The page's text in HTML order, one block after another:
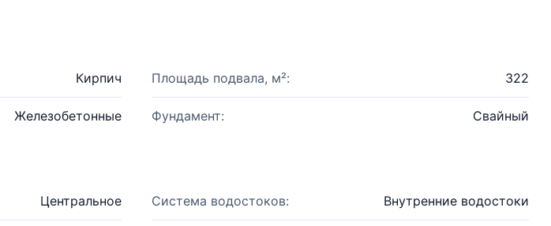
Кирпич Площадь подвала, м²: 322
Железобетонные Фундамент: Свайный
Центральное Система водостоков: Внутренние водостоки